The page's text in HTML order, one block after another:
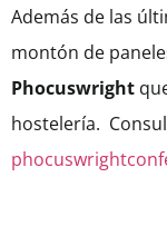
Además de las
montón de
Phocuswright
hostelería.